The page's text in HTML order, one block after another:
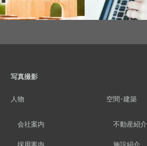
写真撮影
人物
会社案内
空間･建築
不動産紹介